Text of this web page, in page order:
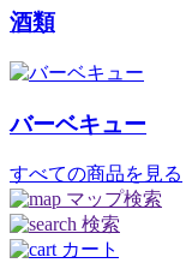
酒類
バーベキュー
すべての商品を見る
マップ検索
検索
カート